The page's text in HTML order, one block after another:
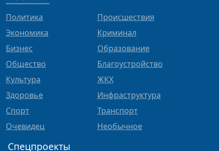
Политика
Экономика
Бизнес
Общество
Культура
Здоровье
Спорт
Очевидец
Происшествия
Криминал
Образование
Благоустройство
ЖКХ
Инфраструктура
Транспорт
Необычное
Спецпроекты